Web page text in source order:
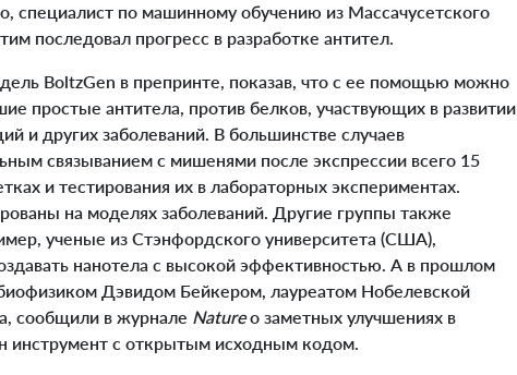
специалист по машинному обучению из Массачусетского
последовал прогресс в разработке антител.
BoltzGen в препринте, показав, что с ее помощью можно
простые антитела, против белков, участвующих в развитии
и других заболеваний. В большинстве случаев
связыванием с мишенями после экспрессии всего 15
и тестирования их в лабораторных экспериментах.
на моделях заболеваний. Другие группы также
ученые из Стэнфордского университета (США),
нанотела с высокой эффективностью. А в прошлом
Дэвидом Бейкером, лауреатом Нобелевской
сообщили в журнале Natureо заметных улучшениях в
инструмент с открытым исходным кодом.